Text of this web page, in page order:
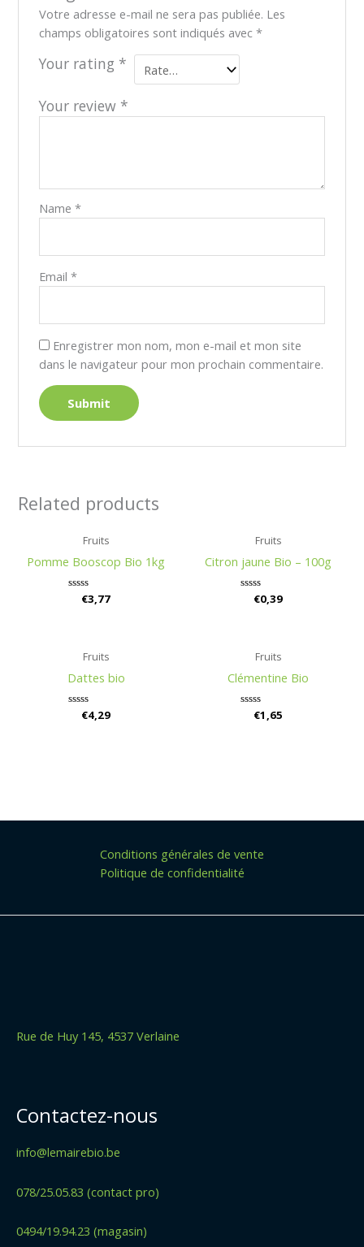
Votre adresse e-mail ne sera pas publiée. Les
champs obligatoires sont indiqués avec *
Your rating *
Your review *
Name *
Email *
Enregistrer mon nom, mon e-mail et mon site
dans le navigateur pour mon prochain commentaire.
Related products
Fruits
Pomme Booscop Bio 1kg
Rated
€3,77
Fruits
Citron jaune Bio – 100g
Rated
€0,39
Fruits
Dattes bio
Rated
€4,29
Fruits
Clémentine Bio
Rated
€1,65
Conditions générales de vente
Politique de confidentialité
Rue de Huy 145, 4537 Verlaine
Contactez-nous
info@lemairebio.be
078/25.05.83 (contact pro)
0494/19.94.23 (magasin)